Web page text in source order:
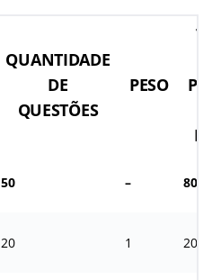
QUANTIDADE
DE
QUESTÕES
PESO
50 – 80
20 1 20